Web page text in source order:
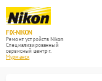
FIX-NIKON
Ремонт устройств Nikon
Специализированный
cервисный центр г.
Мурманск